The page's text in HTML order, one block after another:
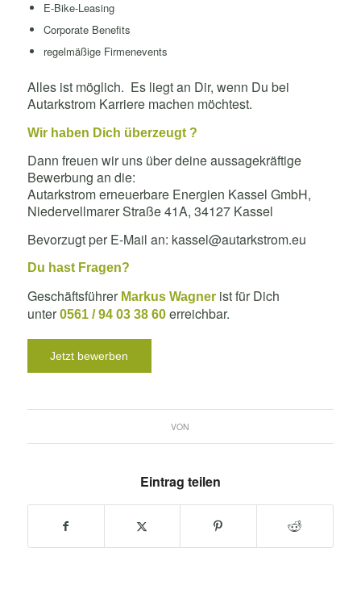
E-Bike-Leasing
Corporate Benefits
regelmäßige Firmenevents
Alles ist möglich. Es liegt an Dir, wenn Du bei
Autarkstrom Karriere machen möchtest.
Wir haben Dich überzeugt ?
Dann freuen wir uns über deine aussagekräftige
Bewerbung an die:
Autarkstrom erneuerbare Energien Kassel GmbH,
Niedervellmarer Straße 41A, 34127 Kassel
Bevorzugt per E-Mail an: kassel@autarkstrom.eu
Du hast Fragen?
Geschäftsführer Markus Wagnerist für Dich
unter0561 / 94 03 38 60 erreichbar.
VON
Eintrag teilen